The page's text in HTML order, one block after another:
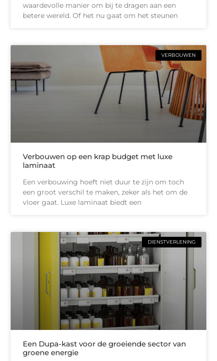
waardevolle manier om bij te dragen aan een
betere wereld. Of het nu gaat om het steunen
VERBOUWEN
Verbouwen op een krap budget met luxe
laminaat
Een verbouwing hoeft niet duur te zijn om toch
een groot verschil te maken, zeker als het om de
vloer gaat. Luxe laminaat biedt een
DIENSTVERLENING
Een Dupa-kast voor de groeiende sector van
groene energie